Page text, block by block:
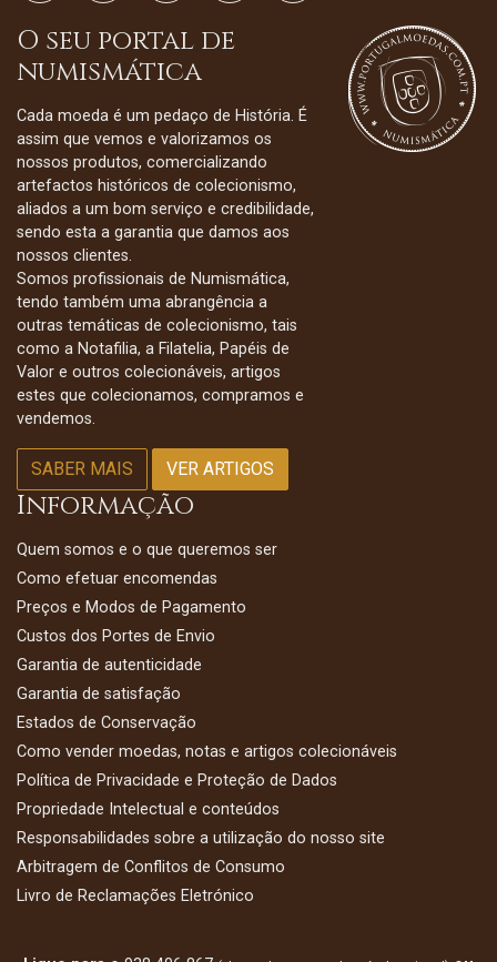
O seu portal de
numismática
Cada moeda é um pedaço de História. É
assim que vemos e valorizamos os
nossos produtos, comercializando
artefactos históricos de colecionismo,
aliados a um bom serviço e credibilidade,
sendo esta a garantia que damos aos
nossos clientes.
Somos profissionais de Numismática,
tendo também uma abrangência a
outras temáticas de colecionismo, tais
como a Notafilia, a Filatelia, Papéis de
Valor e outros colecionáveis, artigos
estes que colecionamos, compramos e
vendemos.
SABER MAIS VER ARTIGOS
Informação
Quem somos e o que queremos ser
Como efetuar encomendas
Preços e Modos de Pagamento
Custos dos Portes de Envio
Garantia de autenticidade
Garantia de satisfação
Estados de Conservação
Como vender moedas, notas e artigos colecionáveis
Política de Privacidade e Proteção de Dados
Propriedade Intelectual e conteúdos
Responsabilidades sobre a utilização do nosso site
Arbitragem de Conflitos de Consumo
Livro de Reclamações Eletrónico